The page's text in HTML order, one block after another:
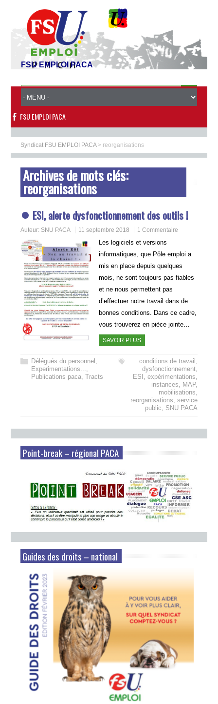
FSU EMPLOI PACA
FSU EMPLOI PACA
Syndicat FSU EMPLOI PACA> reorganisations
Archives de mots clés:
reorganisations
ESI, alerte dysfonctionnement des outils !
Auteur: SNU PACA 11 septembre 2018 1 Commentaire
Les logiciels et versions
informatiques, que Pôle emploi a
mis en place depuis quelques
mois, ne sont toujours pas fiables
et ne nous permettent pas
d’effectuer notre travail dans de
bonnes conditions. Dans ce cadre,
vous trouverez en pièce jointe…
SAVOIR PLUS
Délégués du personnel ,
Experimentations...,
Publications paca,Tracts
conditions de travail ,
dysfonctionnement,
ESI , expérimentations,
instances, MAP,
mobilisations,
reorganisations, service
public, SNU PACA
Point-break – régional PACA
Guides des droits – national